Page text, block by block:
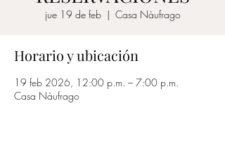
jue 19 de feb
  |
Casa Nàufrago
Horario y ubicación
19 feb 2026, 12:00 p.m. – 7:00 p.m.
Casa Nàufrago